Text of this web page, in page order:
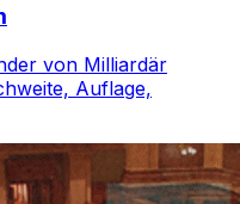
von Milliardär
Auflage,